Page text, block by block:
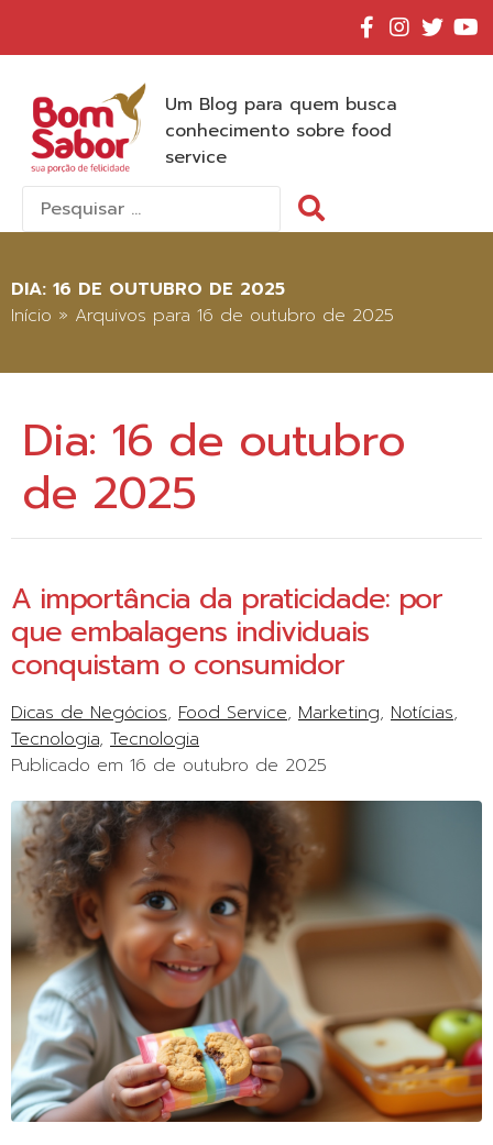
Um Blog para quem busca
conhecimento sobre food
service
Pesquisar
por:
DIA: 16 DE OUTUBRO DE 2025
Início » Arquivos para 16 de outubro de 2025
Dia: 16 de outubro
de 2025
A importância da praticidade: por
que embalagens individuais
conquistam o consumidor
Dicas de Negócios Food Service Marketing Notícias
Tecnologia Tecnologia
Publicado em 16 de outubro de 2025